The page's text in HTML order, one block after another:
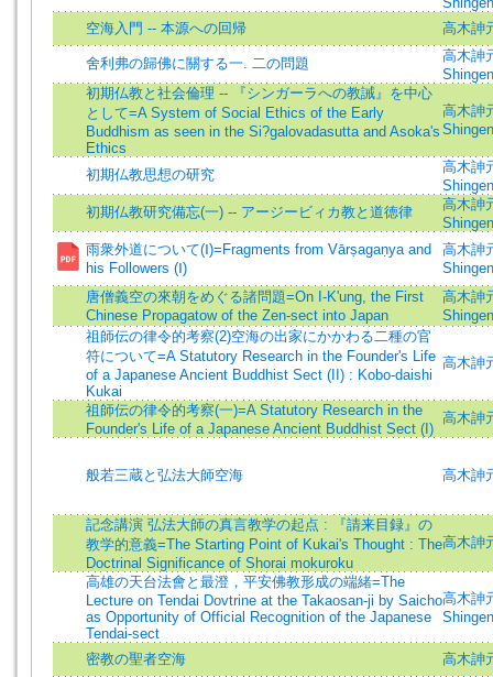
空海入門 -- 本源への回帰
高木訷
舍利弗の歸佛に關する一. 二の問題
高木訷
Shingen
初期仏教と社会倫理 -- 『シンガーラへの教誡』を中心
として=A System of Social Ethics of the Early
Buddhism as seen in the Si?galovadasutta and Asoka's
Ethics
高木訷
初期仏教思想の研究
高木訷
Shingen
初期仏教研究備忘(一) -- アージービィカ教と道徳律
高木訷
雨衆外道について(Ⅰ)=Fragments from Vārṣagaṇya and
his Followers (Ⅰ)
高木訷
唐僧義空の來朝をめぐる諸問題=On I-K'ung, the First
Chinese Propagatow of the Zen-sect into Japan
高木訷
祖師伝の律令的考察(2)空海の出家にかかわる二種の官
符について=A Statutory Research in the Founder's Life
of a Japanese Ancient Buddhist Sect (II) : Kobo-daishi
Kukai
高木訷
祖師伝の律令的考察(一)=A Statutory Research in the
Founder's Life of a Japanese Ancient Buddhist Sect (I)
高木訷
般若三蔵と弘法大師空海 高木訷
記念講演 弘法大師の真言教学の起点 : 『請来目録』の
教学的意義=The Starting Point of Kukai's Thought : The
Doctrinal Significance of Shorai mokuroku
高木訷
高雄の天台法會と最澄，平安佛教形成の端緒=The
Lecture on Tendai Dovtrine at the Takaosan-ji by Saicho
as Opportunity of Official Recognition of the Japanese
Tendai-sect
高木訷
密教の聖者空海 高木訷